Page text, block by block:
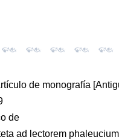
de monografía
de
ad lectorem phaleucium